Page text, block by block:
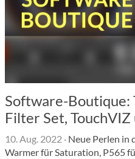
Software-Boutique:
Filter Set,
10. Aug. 2022 · Neue Perlen in
Warmer für Saturation, P565